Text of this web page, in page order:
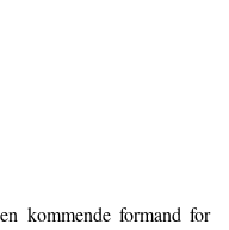
kommende formand for